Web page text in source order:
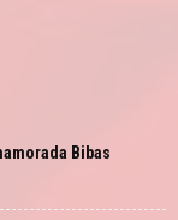
Bibas